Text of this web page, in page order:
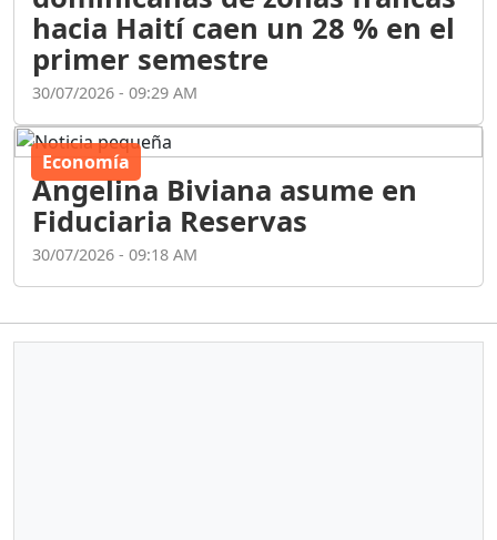
30/07/2026 - 09:29 AM
Economía
Angelina Biviana asume en
Fiduciaria Reservas
30/07/2026 - 09:18 AM